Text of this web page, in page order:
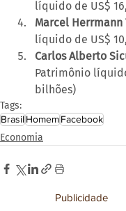
líquido de US$
Marcel Herrmann
líquido de US$
Carlos Alberto
Patrimônio
bilhões)
Tags:
Brasil HomemFacebook
Economia
Publicidade